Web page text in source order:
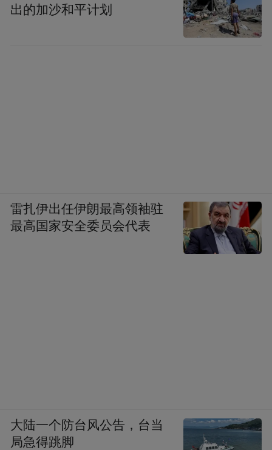
出的加沙和平计划
雷扎伊出任伊朗最高领袖驻
最高国家安全委员会代表
大陆一个防台风公告，台当
局急得跳脚